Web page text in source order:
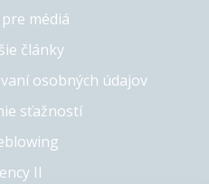
médiá
články
osobných údajov
sťažností
II